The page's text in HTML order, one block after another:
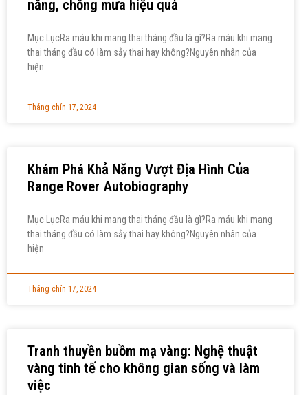
nắng, chống mưa hiệu quả
Mục LụcRa máu khi mang thai tháng đầu là gì?Ra máu khi mang
thai tháng đầu có làm sảy thai hay không?Nguyên nhân của
hiện
Tháng chín 17, 2024
Khám Phá Khả Năng Vượt Địa Hình Của
Range Rover Autobiography
Mục LụcRa máu khi mang thai tháng đầu là gì?Ra máu khi mang
thai tháng đầu có làm sảy thai hay không?Nguyên nhân của
hiện
Tháng chín 17, 2024
Tranh thuyền buồm mạ vàng: Nghệ thuật
vàng tinh tế cho không gian sống và làm
việc